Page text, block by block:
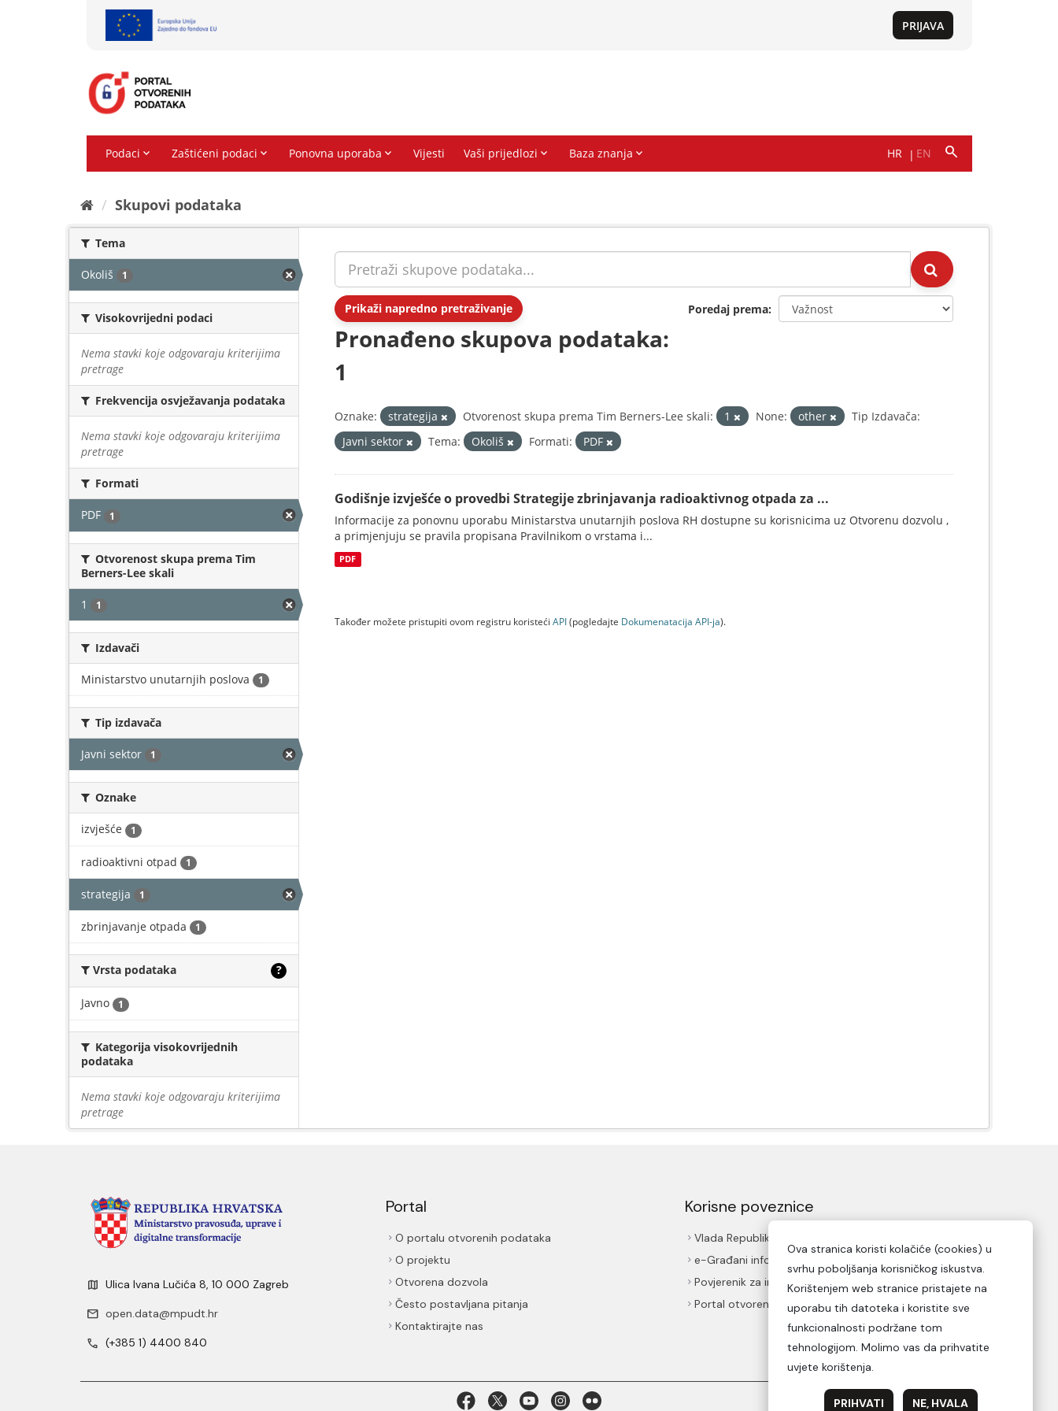
Skupovi podаtаkа
Tema
Okoliš 1
Visokovrijedni podaci
Nema stavki koje odgovaraju kriterijima
pretrage
Frekvencija osvježavanja podataka
Nema stavki koje odgovaraju kriterijima
pretrage
Formati
PDF 1
Otvorenost skupa prema Tim
Berners-Lee skali
1 1
Izdavači
Ministarstvo unutarnjih poslova 1
Tip izdavača
Javni sektor 1
Oznake
izvješće 1
radioaktivni otpad 1
strategija 1
zbrinjavanje otpada 1
Vrsta podataka ?
Javno 1
Kategorija visokovrijednih
podataka
Nema stavki koje odgovaraju kriterijima
pretrage
Prikaži napredno pretraživanje Poredaj prema
Pronađeno skupova podataka:
1
Oznake: strategija Otvorenost skupa prema Tim Berners-Lee skali: 1 None: other
Tip Izdavača:
Javni sektor
Tema: Okoliš Formati: PDF
Godišnje izvješće o provedbi Strategije zbrinjavanja radioaktivnog otpada za ...
Informacije za ponovnu uporabu Ministarstva unutarnjih poslova RH dostupne su korisnicima uz Otvorenu dozvolu ,
a primjenjuju se pravila propisana Pravilnikom o vrstama i...
PDF
Također možete pristupiti ovom registru koristeći API(pogledajte Dokumenаtаcijа API-jа).